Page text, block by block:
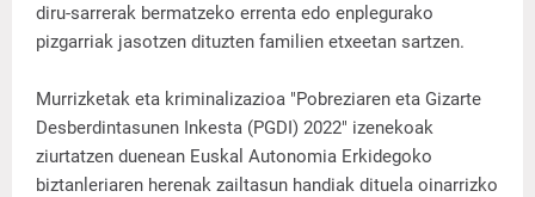
diru-sarrerak bermatzeko errenta edo enplegurako
pizgarriak jasotzen dituzten familien etxeetan sartzen.
Murrizketak eta kriminalizazioa "Pobreziaren eta Gizarte
Desberdintasunen Inkesta (PGDI) 2022" izenekoak
ziurtatzen duenean Euskal Autonomia Erkidegoko
biztanleriaren herenak zailtasun handiak dituela oinarrizko